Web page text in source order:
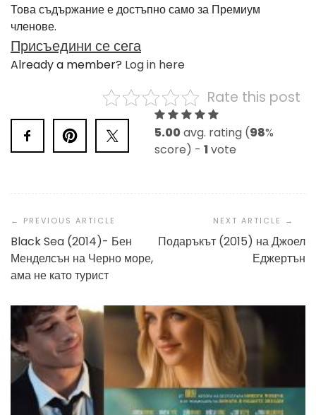
Това съдържание е достъпно само за Премиум
членове.
Присъедини се сега
Already a member? Log in here
Rate this post
5.00avg. rating (98%
score) - 1vote
Navigation
Black Sea (2014)- Бен
Менделсън на Черно море,
ама не като турист
Подаръкът (2015) на Джоел
Еджертън